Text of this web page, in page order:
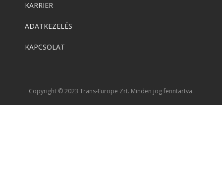
KARRIER
ADATKEZELÉS
KAPCSOLAT
Copyright © 2023 Trans-Europe Zrt. Minden jog fenntartva.